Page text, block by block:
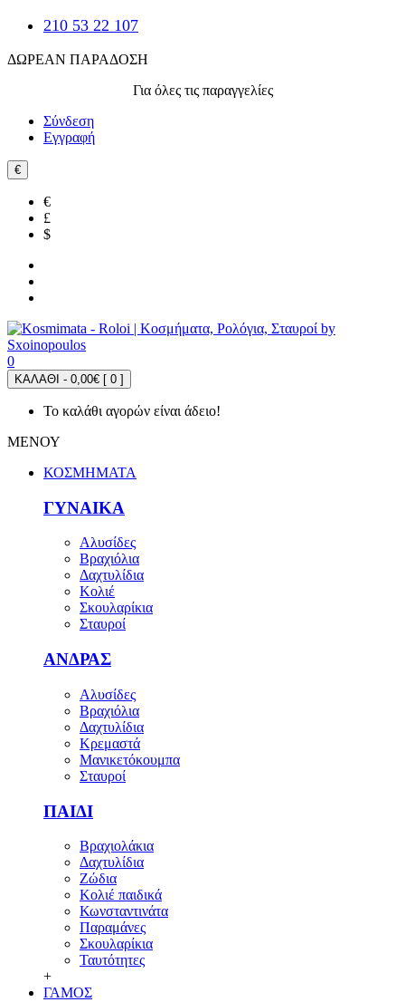
210 53 22 107
ΔΩΡΕΑΝ ΠΑΡΑΔΟΣΗ
Για όλες τις παραγγελίες
Σύνδεση
Εγγραφή
€
€
£
$
0
ΚΑΛΑΘΙ - 0,00€ [ 0 ]
Το καλάθι αγορών είναι άδειο!
ΜΕΝΟΥ
ΚΟΣΜΗΜΑΤΑ
ΓΥΝΑΙΚΑ
Αλυσίδες
Βραχιόλια
Δαχτυλίδια
Κολιέ
Σκουλαρίκια
Σταυροί
ΑΝΔΡΑΣ
Αλυσίδες
Βραχιόλια
Δαχτυλίδια
Κρεμαστά
Μανικετόκουμπα
Σταυροί
ΠΑΙΔΙ
Βραχιολάκια
Δαχτυλίδια
Ζώδια
Κολιέ παιδικά
Κωνσταντινάτα
Παραμάνες
Σκουλαρίκια
Ταυτότητες
+
ΓΑΜΟΣ